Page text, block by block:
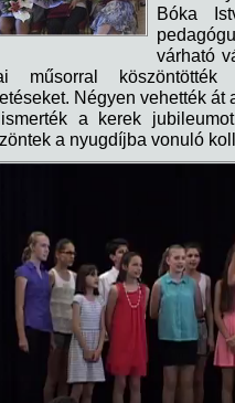
Bóka
várható
műsorral
Négyen vehették
a kerek
a nyugdíjba vonuló